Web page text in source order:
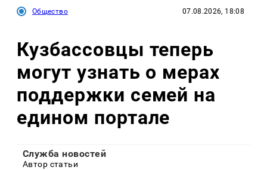
Общество 07.08.2026, 18:08
Кузбассовцы теперь
могут узнать о мерах
поддержки семей на
едином портале
Служба новостей
Автор статьи